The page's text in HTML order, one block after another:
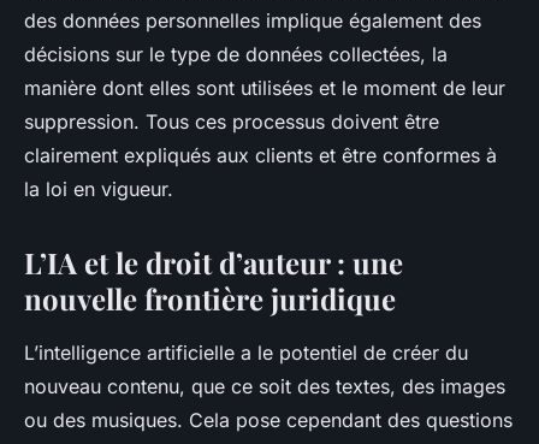
des données personnelles implique également des
décisions sur le type de données collectées, la
manière dont elles sont utilisées et le moment de leur
suppression. Tous ces processus doivent être
clairement expliqués aux clients et être conformes à
la loi en vigueur.
L’IA et le droit d’auteur : une
nouvelle frontière juridique
L’intelligence artificielle a le potentiel de créer du
nouveau contenu, que ce soit des textes, des images
ou des musiques. Cela pose cependant des questions